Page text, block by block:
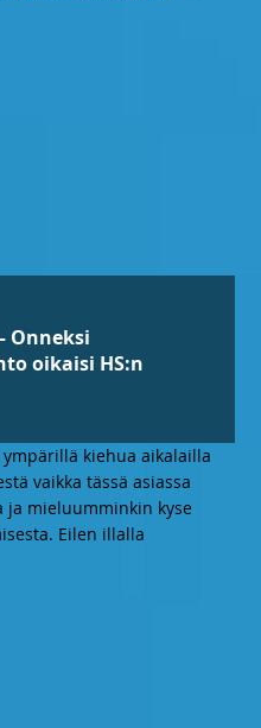
Onneksi
oikaisi HS:n
ympärillä kiehua aikalailla
vaikka tässä asiassa
ja mieluumminkin kyse
Eilen illalla